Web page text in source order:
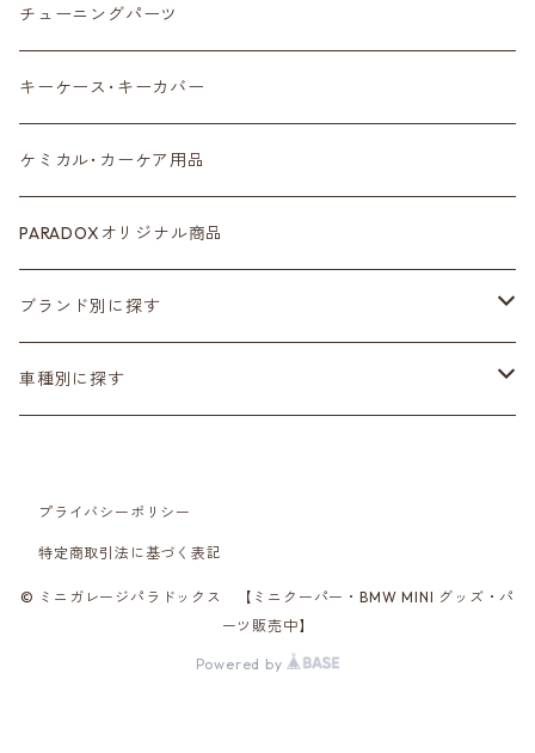
スマートフォン
センターディスプレイ
ルームミラー
カラーシートベルト
カーボン
ステアリング
CABANA
CRAFTPLUS
フロアマット
サイドミラー
アンテナ
タイヤ
ホイール
サスペンション･車高調
ヘッドランプ
ブラックアウト
カーボン
チューニングパーツ
キーケース･キーカバー
ケミカル･カーケア用品
PARADOXオリジナル商品
ブランド別に探す
Adam’ｓ Polishes
Amistad leather
CABANA
車種別に探す
第二世代 R55~61
第三世代 F54/55/56/57/60
第四世代 F65/66/67・J01/05・U25
プライバシーポリシー
特定商取引法に基づく表記
© ミニガレージパラドックス 【ミニクーパー・BMW MINI グッズ・パ
ーツ販売中】
Powered by